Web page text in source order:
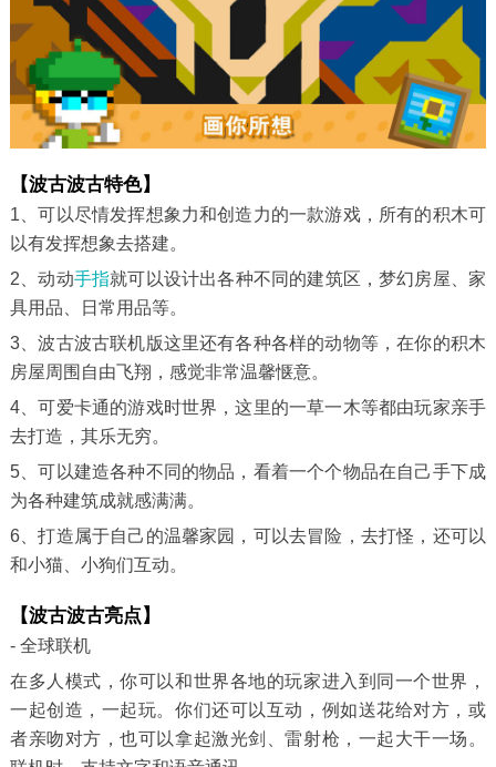
【波古波古特色】
1、可以尽情发挥想象力和创造力的一款游戏，所有的积木可
以有发挥想象去搭建。
2、动动手指就可以设计出各种不同的建筑区，梦幻房屋、家
具用品、日常用品等。
3、波古波古联机版这里还有各种各样的动物等，在你的积木
房屋周围自由飞翔，感觉非常温馨惬意。
4、可爱卡通的游戏时世界，这里的一草一木等都由玩家亲手
去打造，其乐无穷。
5、可以建造各种不同的物品，看着一个个物品在自己手下成
为各种建筑成就感满满。
6、打造属于自己的温馨家园，可以去冒险，去打怪，还可以
和小猫、小狗们互动。
【波古波古亮点】
- 全球联机
在多人模式，你可以和世界各地的玩家进入到同一个世界，
一起创造，一起玩。你们还可以互动，例如送花给对方，或
者亲吻对方，也可以拿起激光剑、雷射枪，一起大干一场。